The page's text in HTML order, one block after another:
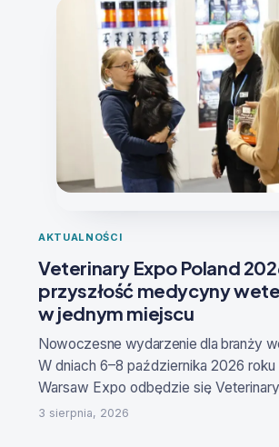
AKTUALNOŚCI
Veterinary Expo Poland
przyszłość medycyny
w jednym miejscu
Nowoczesne wydarzenie dla branży
W dniach 6–8 października 2026 roku
Warsaw Expo odbędzie się
– Targi Produktów i Innowacji dla
3 sierpnia, 2026